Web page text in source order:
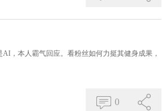
，本人霸气回应。看粉丝如何力挺其健身成果，
0